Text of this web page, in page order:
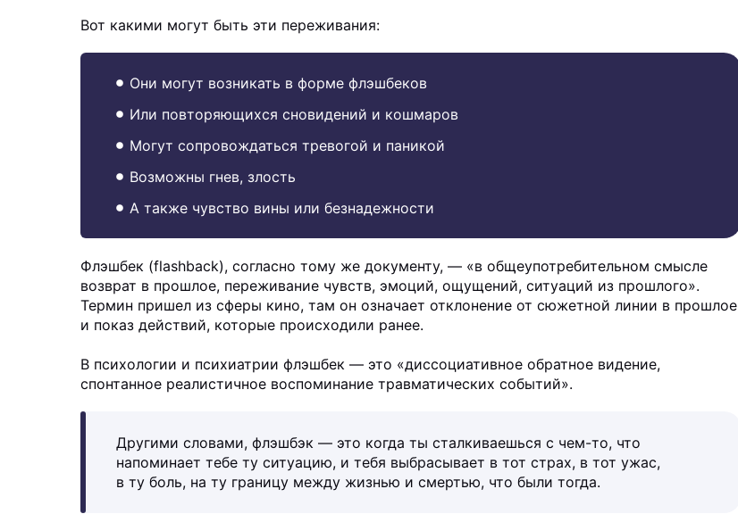
Вот какими могут быть эти переживания:
Они могут возникать в форме флэшбеков
Или повторяющихся сновидений и кошмаров
Могут сопровождаться тревогой и паникой
Возможны гнев, злость
А также чувство вины или безнадежности
Флэшбек (flashback), согласно тому же документу, — «в общеупотребительном смысле
возврат в прошлое, переживание чувств, эмоций, ощущений, ситуаций из прошлого».
Термин пришел из сферы кино, там он означает отклонение от сюжетной линии в прошлое
и показ действий, которые происходили ранее.
В психологии и психиатрии флэшбек — это «диссоциативное обратное видение,
спонтанное реалистичное воспоминание травматических событий».
Другими словами, флэшбэк — это когда ты сталкиваешься с чем-то, что
напоминает тебе ту ситуацию, и тебя выбрасывает в тот страх, в тот ужас,
в ту боль, на ту границу между жизнью и смертью, что были тогда.